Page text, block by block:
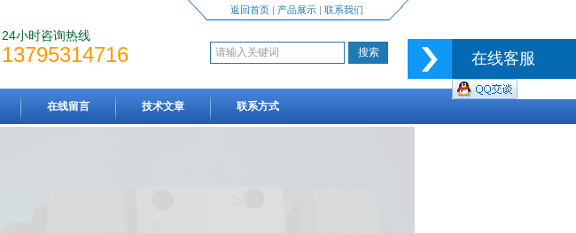
返回首页| 产品展示| 联系我们
24小时咨询热线
13795314716
在线留言 技术文章 联系方式
在线客服